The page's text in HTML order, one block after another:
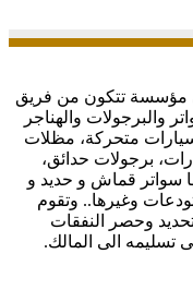
مؤسسة تتكون من فريق
والهناجر
سيارات متحركة، مظلات
برجولات حدائق،
سواتر قماش و حديد و
وغيرها.. وتقوم
وحصر النفقات
تسليمه الى المالك.